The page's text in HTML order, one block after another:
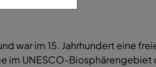
war im 15. Jahrhundert eine
im UNESCO-